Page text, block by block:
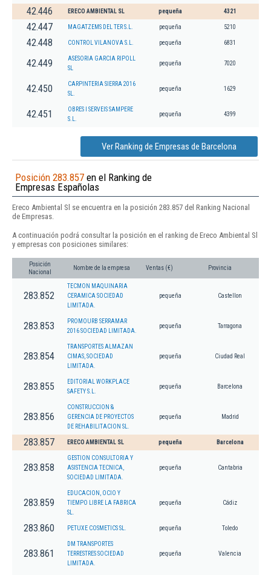
42.446 ERECO AMBIENTAL SL pequeña 4321
42.447 MAGATZEMS DEL TER S.L. pequeña 5210
42.448 CONTROL VILANOVA S.L. pequeña 6831
42.449
ASESORIA GARCIA RIPOLL
SL
pequeña 7020
42.450
CARPINTERIA SIERRA 2016
SL.
pequeña 1629
42.451
OBRES I SERVEIS SAMPERE
S.L.
pequeña 4399
Ver Ranking de Empresas de Barcelona
Posición 283.857 en el Ranking de
Empresas Españolas
Ereco Ambiental Sl se encuentra en la posición 283.857 del Ranking Nacional
de Empresas.
A continuación podrá consultar la posición en el ranking de Ereco Ambiental Sl
y empresas con posiciones similares:
Posición
Nacional
Nombre de la empresa Ventas (€) Provincia
283.852
TECMON MAQUINARIA
CERAMICA SOCIEDAD
LIMITADA.
pequeña Castellon
283.853
PROMOURB SERRAMAR
2016 SOCIEDAD LIMITADA.
pequeña Tarragona
283.854
TRANSPORTES ALMAZAN
CIMAS, SOCIEDAD
LIMITADA.
pequeña Ciudad Real
283.855
EDITORIAL WORKPLACE
SAFETY S.L.
pequeña Barcelona
283.856
CONSTRUCCION &
GERENCIA DE PROYECTOS
DE REHABILITACION SL.
pequeña Madrid
283.857 ERECO AMBIENTAL SL pequeña Barcelona
283.858
GESTION CONSULTORIA Y
ASISTENCIA TECNICA,
SOCIEDAD LIMITADA.
pequeña Cantabria
283.859
EDUCACION, OCIO Y
TIEMPO LIBRE LA FABRICA
SL.
pequeña Cádiz
283.860 PETUXE COSMETICS SL. pequeña Toledo
283.861
DM TRANSPORTES
TERRESTRES SOCIEDAD
LIMITADA.
pequeña Valencia